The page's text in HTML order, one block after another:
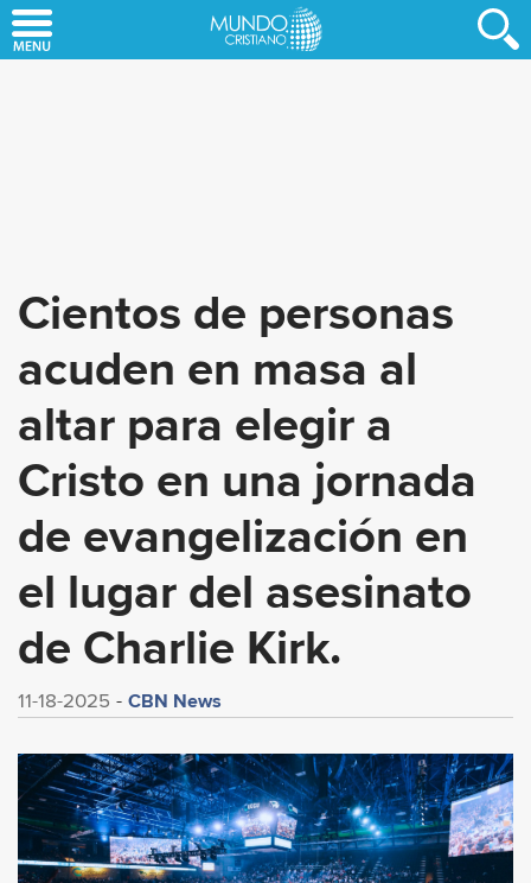
to
Cientos de personas
acuden en masa al
altar para elegir a
Cristo en una jornada
de evangelización en
el lugar del asesinato
de Charlie Kirk.
11-18-2025 CBN News